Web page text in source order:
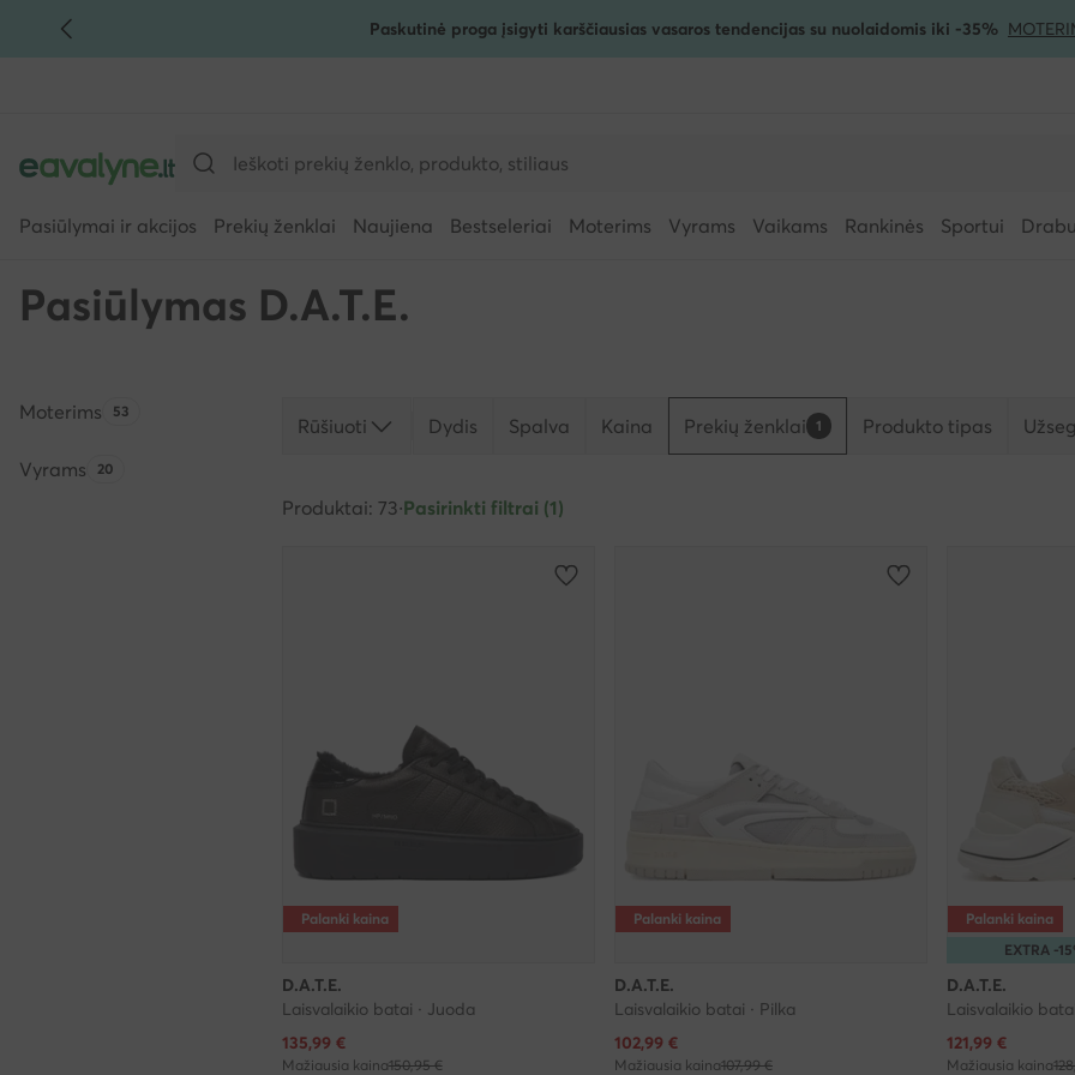
PEREITI PRIE PAGRINDINIO TURINIOPaskutinė proga įsigyti karščiausias vasaros tendencijas su nuolaidomis iki -35%
Pasiūlymai ir akcijos Prekių ženklai Naujiena Bestseleriai Moterims Vyrams Vaikams Rankinės Sportui
Pasiūlymas D.A.T.E.
Moterims Produktų skaičius:
53
Vyrams Produktų skaičius:
20
Rūšiuoti Dydis Spalva Kaina Prekių ženklai 1 Produkto tipas
Produktai: 73·Pasirinkti filtrai (1)
Palanki kaina
D.A.T.E.
Laisvalaikio batai · Juoda
Dabartinė kaina
135,99 €
Mažiausia kaina150,95 €
Palanki kaina
D.A.T.E.
Laisvalaikio batai · Pilka
Dabartinė kaina
102,99 €
Mažiausia kaina107,99 €
EXTRA -
Palanki kaina
D.A.T.E.
Laisvalaikio
Dabartinė kaina
121,99 €
Mažiausia kaina